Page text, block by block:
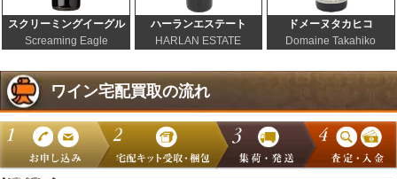
スクリーミングイーグル
Screaming Eagle
ハーランエステート
HARLAN ESTATE
ドメーヌタカヒコ
Domaine Takahiko
ワイン宅配買取の流れ